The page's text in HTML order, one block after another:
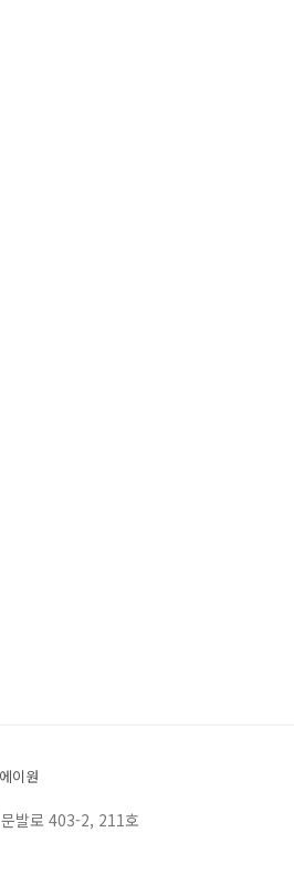
이원
발로 403-2, 211호